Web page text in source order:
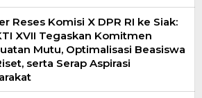
Reses Komisi X DPR RI ke Siak:
XVII Tegaskan Komitmen
Mutu, Optimalisasi Beasiswa
serta Serap Aspirasi